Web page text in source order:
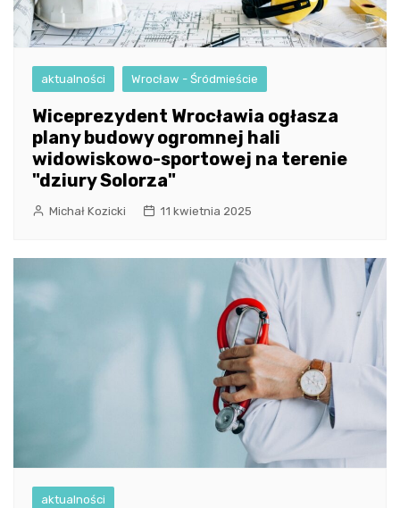
aktualności Wrocław - Śródmieście
Wiceprezydent Wrocławia ogłasza
plany budowy ogromnej hali
widowiskowo-sportowej na terenie
"dziury Solorza"
Michał Kozicki 11 kwietnia 2025
aktualności